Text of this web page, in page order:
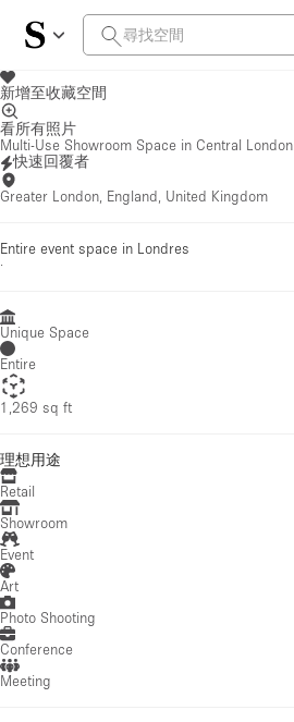
新增至收藏空間
看所有照片
Multi-Use Showroom Space in Central London
快速回覆者
Greater London, England, United Kingdom
Entire event space in Londres
·
Unique Space
Entire
1,269 sq ft
理想用途
Retail
Showroom
Event
Art
Photo Shooting
Conference
Meeting